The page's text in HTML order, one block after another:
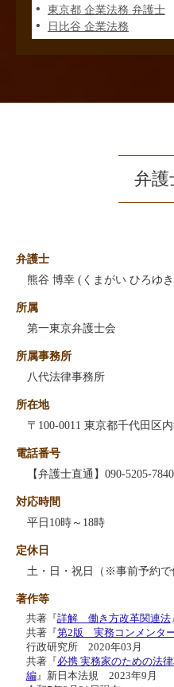
東京都 企業法務 弁護士
日比谷 企業法務
弁護
弁護士
熊谷 博幸 (くまがい ひろゆ
所属
第一東京弁護士会
所属事務所
八代法律事務所
所在地
〒100-0011 東京都千代田区
電話番号
【弁護士直通】090-5205-7840
対応時間
平日10時～18時
定休日
土・日・祝日（※事前予約で
著作等
共著『 詳解 働き方改革関連法
共著『 第2版 実務コンメンタ
行政研究所 2020年03月
共著『 必携 実務家のための法
編』新日本法規 2023年9月